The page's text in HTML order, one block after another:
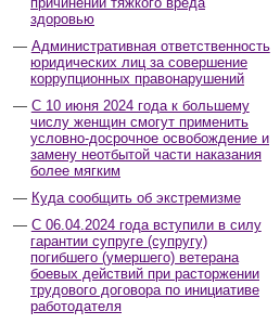
здоровью
Административная ответственность
юридических лиц за совершение
коррупционных правонарушений
С 10 июня 2024 года к большему
числу женщин смогут применить
условно-досрочное освобождение и
замену неотбытой части наказания
более мягким
Куда сообщить об экстремизме
С 06.04.2024 года вступили в силу
гарантии супруге (супругу)
погибшего (умершего) ветерана
боевых действий при расторжении
трудового договора по инициативе
работодателя